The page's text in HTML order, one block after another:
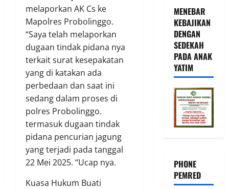
melaporkan AK Cs ke
Mapolres Probolinggo.
“Saya telah melaporkan
dugaan tindak pidana nya
terkait surat kesepakatan
yang di katakan ada
perbedaan dan saat ini
sedang dalam proses di
polres Probolinggo.
termasuk dugaan tindak
pidana pencurian jagung
yang terjadi pada tanggal
22 Mei 2025. “Ucap nya.
Kuasa Hukum Buati
MENEBAR
KEBAJIKAN
DENGAN
SEDEKAH
PADA ANAK
YATIM
PHONE
PEMRED